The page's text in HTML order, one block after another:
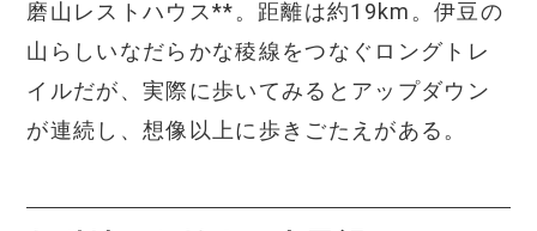
磨山レストハウス**。距離は約19km。伊豆の
山らしいなだらかな稜線をつなぐロングトレ
イルだが、実際に歩いてみるとアップダウン
が連続し、想像以上に歩きごたえがある。